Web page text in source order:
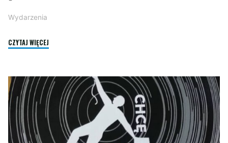
Wydarzenia
CZYTAJ WIĘCEJ